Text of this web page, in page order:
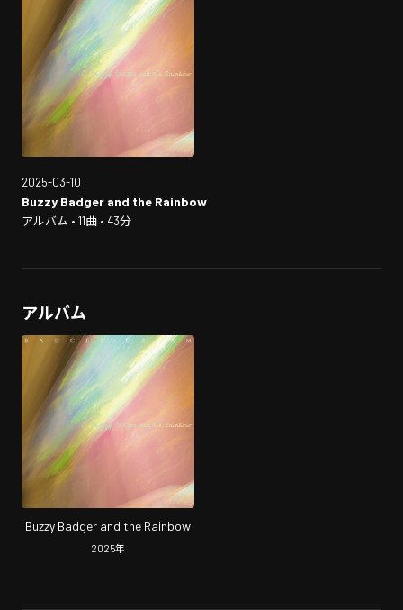
2025-03-10
Buzzy Badger and the Rainbow
アルバム • 11曲 • 43分
アルバム
Buzzy Badger and the Rainbow
2025年